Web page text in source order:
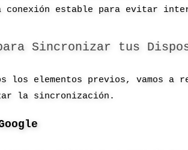
conexión estable para evitar
Sincronizar tus
los elementos previos, vamos a
la sincronización.